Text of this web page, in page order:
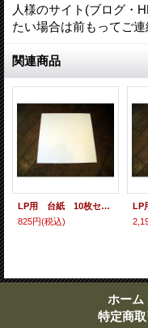
人様のサイト(ブログ・
たい場合は前もってご
関連商品
LP用 台紙 10枚セット
825円(税込)
ホーム
特定商